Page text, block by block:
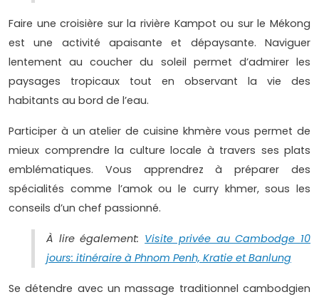
Faire une croisière sur la rivière Kampot ou sur le Mékong
est une activité apaisante et dépaysante. Naviguer
lentement au coucher du soleil permet d’admirer les
paysages tropicaux tout en observant la vie des
habitants au bord de l’eau.
Participer à un atelier de cuisine khmère vous permet de
mieux comprendre la culture locale à travers ses plats
emblématiques. Vous apprendrez à préparer des
spécialités comme l’amok ou le curry khmer, sous les
conseils d’un chef passionné.
À lire également: Visite privée au Cambodge 10
jours: itinéraire à Phnom Penh, Kratie et Banlung
Se détendre avec un massage traditionnel cambodgien